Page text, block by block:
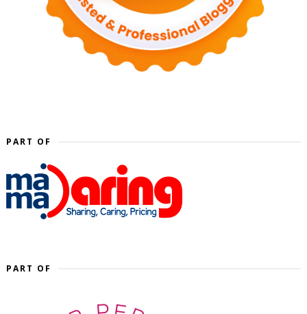
PART OF
PART OF